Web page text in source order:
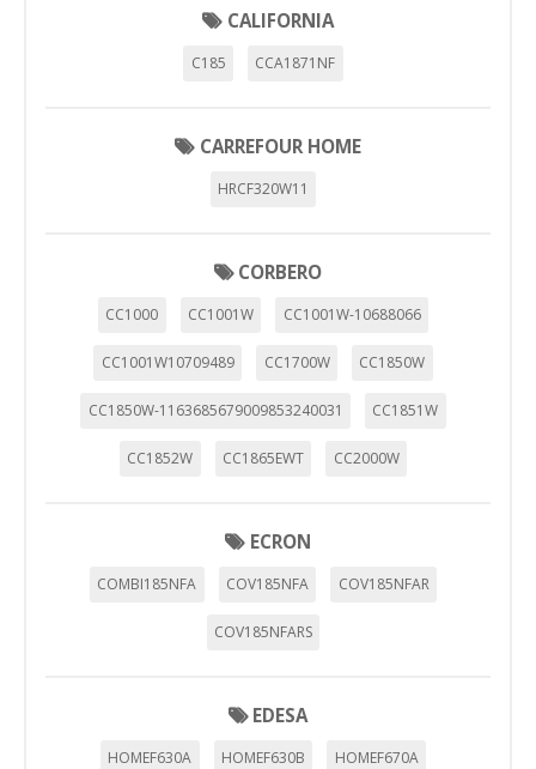
CALIFORNIA
C185 CCA1871NF
CARREFOUR HOME
HRCF320W11
CORBERO
CC1000 CC1001W CC1001W-10688066
CC1001W10709489 CC1700W CC1850W
CC1850W-1163685679009853240031 CC1851W
CC1852W CC1865EWT CC2000W
ECRON
COMBI185NFA COV185NFA COV185NFAR
COV185NFARS
EDESA
HOMEF630A HOMEF630B HOMEF670A